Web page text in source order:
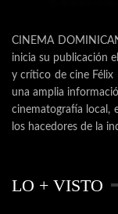
CINEMA
inicia su publicación
y crítico de cine Félix
una amplia
cinematografía local,
los hacedores de la
LO + VISTO